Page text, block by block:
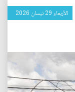
الأربعاء 29 نيسان 2026